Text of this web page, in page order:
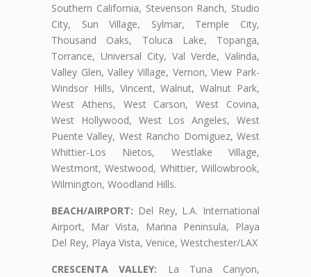
Southern California, Stevenson Ranch, Studio
City, Sun Village, Sylmar, Temple City,
Thousand Oaks, Toluca Lake, Topanga,
Torrance, Universal City, Val Verde, Valinda,
Valley Glen, Valley Village, Vernon, View Park-
Windsor Hills, Vincent, Walnut, Walnut Park,
West Athens, West Carson, West Covina,
West Hollywood, West Los Angeles, West
Puente Valley, West Rancho Domiguez, West
Whittier-Los Nietos, Westlake Village,
Westmont, Westwood, Whittier, Willowbrook,
Wilmington, Woodland Hills.
BEACH/AIRPORT: Del Rey, L.A. International
Airport, Mar Vista, Marina Peninsula, Playa
Del Rey, Playa Vista, Venice, Westchester/LAX
CRESCENTA VALLEY: La Tuna Canyon,